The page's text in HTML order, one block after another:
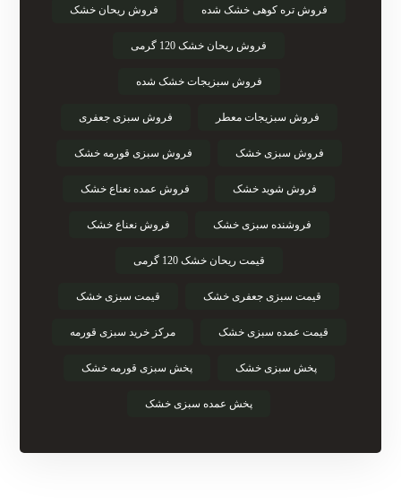
فروش تره کوهی خشک شده فروش ریحان خشک
فروش ریحان خشک 120 گرمی
فروش سبزیجات خشک شده
فروش سبزیجات معطر فروش سبزی جعفری
فروش سبزی خشک فروش سبزی قورمه خشک
فروش شوید خشک فروش عمده نعناع خشک
فروشنده سبزی خشک فروش نعناع خشک
قیمت ریحان خشک 120 گرمی
قیمت سبزی جعفری خشک قیمت سبزی خشک
قیمت عمده سبزی خشک مرکز خرید سبزی قورمه
پخش سبزی خشک پخش سبزی قورمه خشک
پخش عمده سبزی خشک